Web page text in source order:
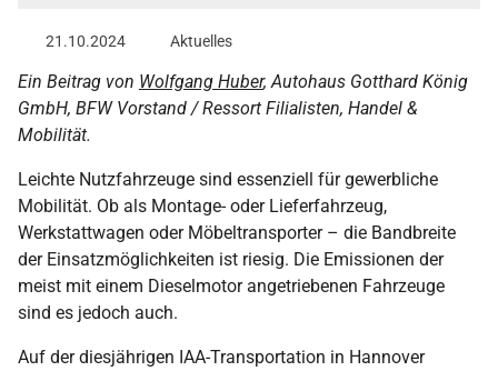
21.10.2024 Aktuelles
Ein Beitrag von Wolfgang Huber, Autohaus Gotthard König
GmbH, BFW Vorstand / Ressort Filialisten, Handel &
Mobilität.
Leichte Nutzfahrzeuge sind essenziell für gewerbliche
Mobilität. Ob als Montage- oder Lieferfahrzeug,
Werkstattwagen oder Möbeltransporter – die Bandbreite
der Einsatzmöglichkeiten ist riesig. Die Emissionen der
meist mit einem Dieselmotor angetriebenen Fahrzeuge
sind es jedoch auch.
Auf der diesjährigen IAA-Transportation in Hannover